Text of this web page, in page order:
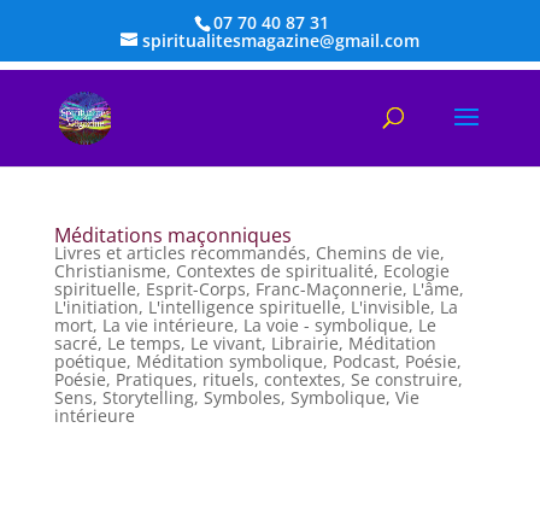
07 70 40 87 31
spiritualitesmagazine@gmail.com
Méditations maçonniques
Livres et articles recommandés, Chemins de vie,
Christianisme, Contextes de spiritualité, Ecologie
spirituelle, Esprit-Corps, Franc-Maçonnerie, L'âme,
L'initiation, L'intelligence spirituelle, L'invisible, La
mort, La vie intérieure, La voie - symbolique, Le
sacré, Le temps, Le vivant, Librairie, Méditation
poétique, Méditation symbolique, Podcast, Poésie,
Poésie, Pratiques, rituels, contextes, Se construire,
Sens, Storytelling, Symboles, Symbolique, Vie
intérieure